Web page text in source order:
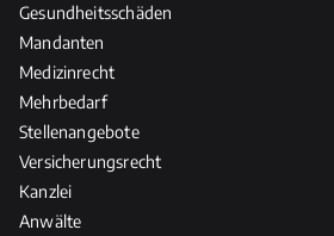
Gesundheitsschäden
Mandanten
Medizinrecht
Mehrbedarf
Stellenangebote
Versicherungsrecht
Kanzlei
Anwälte